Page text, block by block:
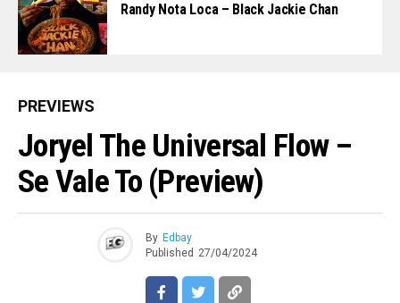
Randy Nota Loca – Black Jackie Chan
PREVIEWS
Joryel The Universal Flow –
Se Vale To (Preview)
By Edbay
Published 27/04/2024